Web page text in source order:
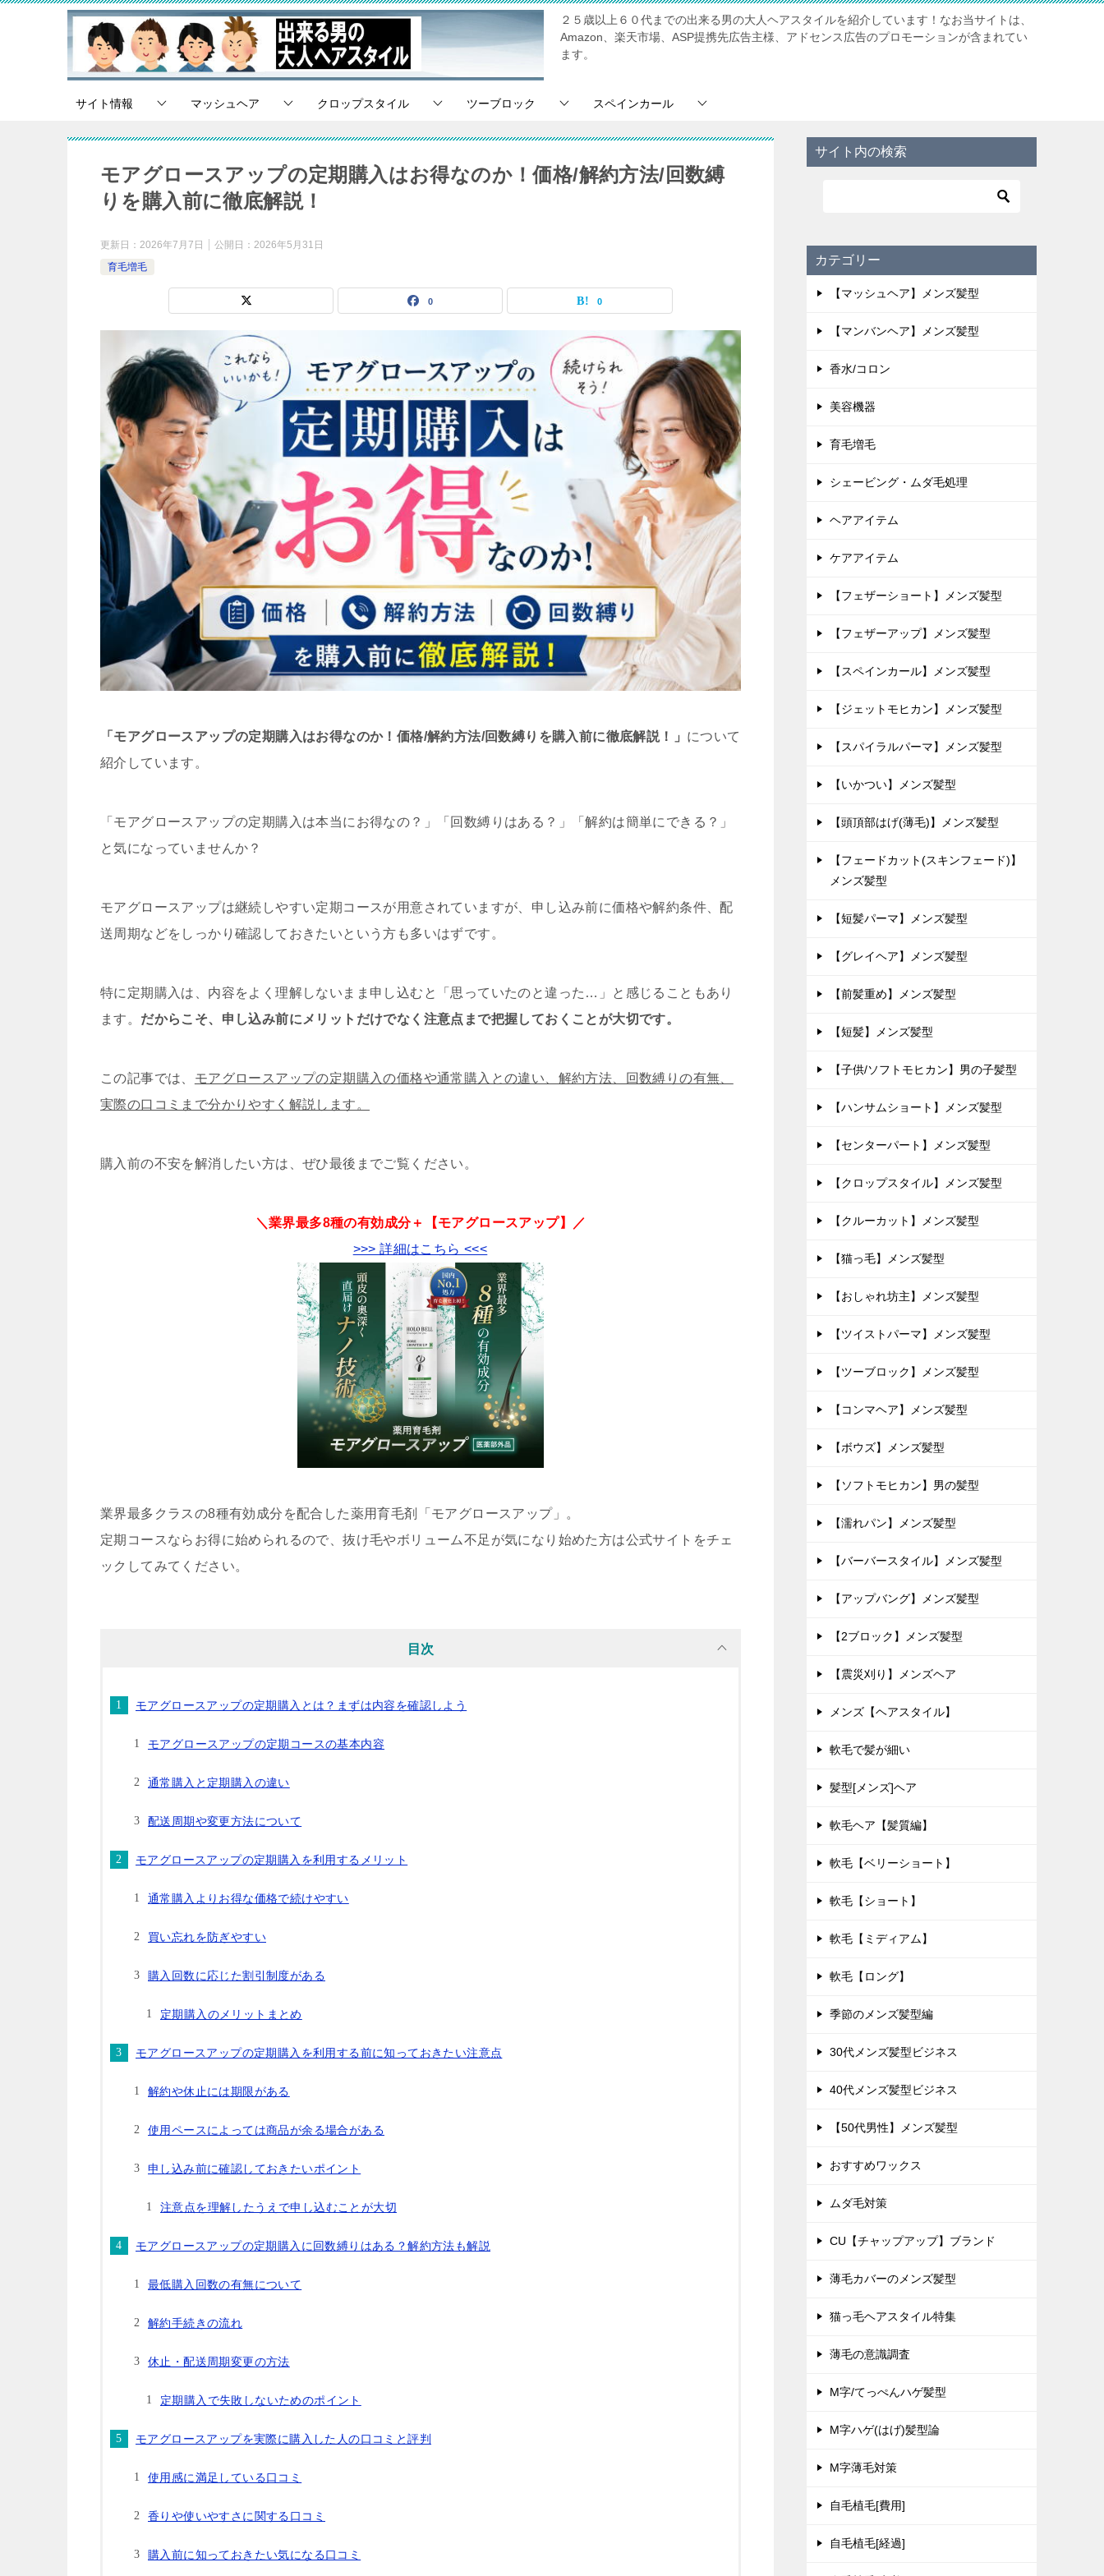
２５歳以上６０代までの出来る男の大人ヘアスタイルを紹介しています！なお当サイトは、
Amazon、楽天市場、ASP提携先広告主様、アドセンス広告のプロモーションが含まれてい
ます。
サイト情報 マッシュヘア クロップスタイル ツーブロック スペインカール
モアグロースアップの定期購入はお得なのか！価格/解約方法/回数縛
りを購入前に徹底解説！
更新日： 2026年7月7日 公開日： 2026年5月31日
育毛増毛
0 0
「モアグロースアップの定期購入はお得なのか！価格/解約方法/回数縛りを購入前に徹底解説！」 について
紹介しています。
「モアグロースアップの定期購入は本当にお得なの？」「回数縛りはある？」「解約は簡単にできる？」
と気になっていませんか？
モアグロースアップは継続しやすい定期コースが用意されていますが、申し込み前に価格や解約条件、配
送周期などをしっかり確認しておきたいという方も多いはずです。
特に定期購入は、内容をよく理解しないまま申し込むと「思っていたのと違った…」と感じることもあり
ます。 だからこそ、申し込み前にメリットだけでなく注意点まで把握しておくことが大切です。
この記事では、 モアグロースアップの定期購入の価格や通常購入との違い、解約方法、回数縛りの有無、
実際の口コミまで分かりやすく解説します。
購入前の不安を解消したい方は、ぜひ最後までご覧ください。
＼業界最多8種の有効成分＋【モアグロースアップ】／
>>> 詳細はこちら <<<
業界最多クラスの8種有効成分を配合した薬用育毛剤「モアグロースアップ」。
定期コースならお得に始められるので、抜け毛やボリューム不足が気になり始めた方は公式サイトをチェ
ックしてみてください。
目次
モアグロースアップの定期購入とは？まずは内容を確認しよう
モアグロースアップの定期コースの基本内容
通常購入と定期購入の違い
配送周期や変更方法について
モアグロースアップの定期購入を利用するメリット
通常購入よりお得な価格で続けやすい
買い忘れを防ぎやすい
購入回数に応じた割引制度がある
定期購入のメリットまとめ
モアグロースアップの定期購入を利用する前に知っておきたい注意点
解約や休止には期限がある
使用ペースによっては商品が余る場合がある
申し込み前に確認しておきたいポイント
注意点を理解したうえで申し込むことが大切
モアグロースアップの定期購入に回数縛りはある？解約方法も解説
最低購入回数の有無について
解約手続きの流れ
休止・配送周期変更の方法
定期購入で失敗しないためのポイント
モアグロースアップを実際に購入した人の口コミと評判
使用感に満足している口コミ
香りや使いやすさに関する口コミ
購入前に知っておきたい気になる口コミ
サイト内の検索
カテゴリー
【マッシュヘア】メンズ髪型
【マンバンヘア】メンズ髪型
香水/コロン
美容機器
育毛増毛
シェービング・ムダ毛処理
ヘアアイテム
ケアアイテム
【フェザーショート】メンズ髪型
【フェザーアップ】メンズ髪型
【スペインカール】メンズ髪型
【ジェットモヒカン】メンズ髪型
【スパイラルパーマ】メンズ髪型
【いかつい】メンズ髪型
【頭頂部はげ(薄毛)】メンズ髪型
【フェードカット(スキンフェード)】
メンズ髪型
【短髪パーマ】メンズ髪型
【グレイヘア】メンズ髪型
【前髪重め】メンズ髪型
【短髪】メンズ髪型
【子供/ソフトモヒカン】男の子髪型
【ハンサムショート】メンズ髪型
【センターパート】メンズ髪型
【クロップスタイル】メンズ髪型
【クルーカット】メンズ髪型
【猫っ毛】メンズ髪型
【おしゃれ坊主】メンズ髪型
【ツイストパーマ】メンズ髪型
【ツーブロック】メンズ髪型
【コンマヘア】メンズ髪型
【ボウズ】メンズ髪型
【ソフトモヒカン】男の髪型
【濡れパン】メンズ髪型
【バーバースタイル】メンズ髪型
【アップバング】メンズ髪型
【2ブロック】メンズ髪型
【震災刈り】メンズヘア
メンズ【ヘアスタイル】
軟毛で髪が細い
髪型[メンズ]ヘア
軟毛ヘア【髪質編】
軟毛【ベリーショート】
軟毛【ショート】
軟毛【ミディアム】
軟毛【ロング】
季節のメンズ髪型編
30代メンズ髪型ビジネス
40代メンズ髪型ビジネス
【50代男性】メンズ髪型
おすすめワックス
ムダ毛対策
CU【チャップアップ】ブランド
薄毛カバーのメンズ髪型
猫っ毛ヘアスタイル特集
薄毛の意識調査
M字/てっぺんハゲ髪型
M字ハゲ(はげ)髪型論
M字薄毛対策
自毛植毛[費用]
自毛植毛[経過]